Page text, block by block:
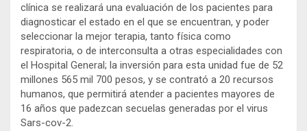
clínica se realizará una evaluación de los pacientes para
diagnosticar el estado en el que se encuentran, y poder
seleccionar la mejor terapia, tanto física como
respiratoria, o de interconsulta a otras especialidades con
el Hospital General; la inversión para esta unidad fue de 52
millones 565 mil 700 pesos, y se contrató a 20 recursos
humanos, que permitirá atender a pacientes mayores de
16 años que padezcan secuelas generadas por el virus
Sars-cov-2.